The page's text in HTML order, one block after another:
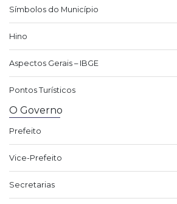
Símbolos do Município
Hino
Aspectos Gerais – IBGE
Pontos Turísticos
O Governo
Prefeito
Vice-Prefeito
Secretarias